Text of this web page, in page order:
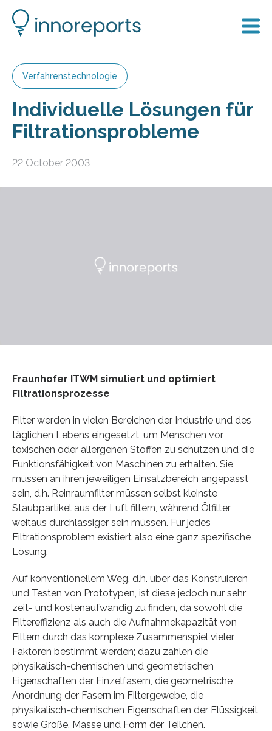
Verfahrenstechnologie
Individuelle Lösungen für
Filtrationsprobleme
22 October 2003
Fraunhofer ITWM simuliert und optimiert
Filtrationsprozesse
Filter werden in vielen Bereichen der Industrie und des
täglichen Lebens eingesetzt, um Menschen vor
toxischen oder allergenen Stoffen zu schützen und die
Funktionsfähigkeit von Maschinen zu erhalten. Sie
müssen an ihren jeweiligen Einsatzbereich angepasst
sein, d.h. Reinraumfilter müssen selbst kleinste
Staubpartikel aus der Luft filtern, während Ölfilter
weitaus durchlässiger sein müssen. Für jedes
Filtrationsproblem existiert also eine ganz spezifische
Lösung.
Auf konventionellem Weg, d.h. über das Konstruieren
und Testen von Prototypen, ist diese jedoch nur sehr
zeit- und kostenaufwändig zu finden, da sowohl die
Filtereffizienz als auch die Aufnahmekapazität von
Filtern durch das komplexe Zusammenspiel vieler
Faktoren bestimmt werden; dazu zählen die
physikalisch-chemischen und geometrischen
Eigenschaften der Einzelfasern, die geometrische
Anordnung der Fasern im Filtergewebe, die
physikalisch-chemischen Eigenschaften der Flüssigkeit
sowie Größe, Masse und Form der Teilchen.